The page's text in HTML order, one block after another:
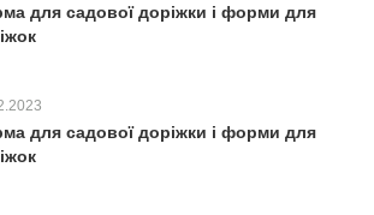
для садової доріжки і форми для
для садової доріжки і форми для